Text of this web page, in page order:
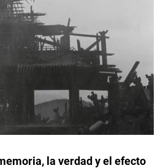
la verdad y el efecto